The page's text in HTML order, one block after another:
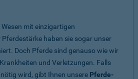
mit einzigartigen
haben sie sogar unser
Doch Pferde sind genauso wie wir
und Verletzungen. Falls
wird, gibt Ihnen unsere Pferde-